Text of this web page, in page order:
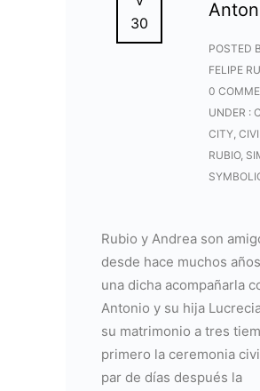
30
POSTED
FELIPE
0
UNDER :
CITY,
RUBIO,
Rubio y Andrea son
desde hace muchos
una dicha acompañarla
Antonio y su hija
su matrimonio a tres
primero la ceremonia
par de días después la